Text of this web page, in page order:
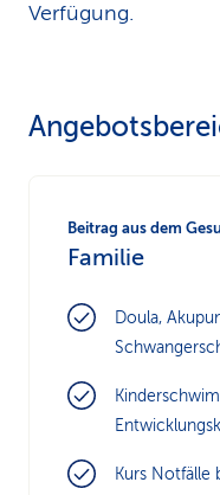
Verfügung.
Beitrag aus dem
Familie
Doula,
Kurs Notfälle